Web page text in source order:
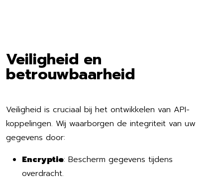
Veiligheid en
betrouwbaarheid
Veiligheid is cruciaal bij het ontwikkelen van API-
koppelingen. Wij waarborgen de integriteit van uw
gegevens door:
Encryptie: Bescherm gegevens tijdens
overdracht.